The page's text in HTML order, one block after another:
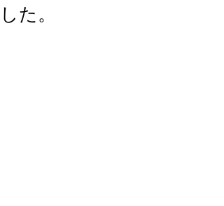
した。